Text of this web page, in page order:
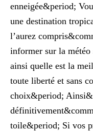
enneigée&period;
une destination
l’aurez
informer sur la
ainsi quelle est la
toute liberté et sans
choix&period;
toile&period; Si vos